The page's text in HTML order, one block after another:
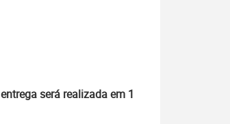
entrega será realizada em 1